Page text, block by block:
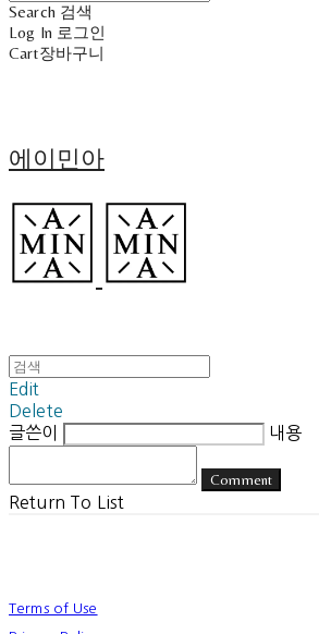
Search 검색
Log In 로그인
Cart장바구니
에이민아
Edit
Delete
글쓴이
내용
Comment
Return To List
Terms of Use